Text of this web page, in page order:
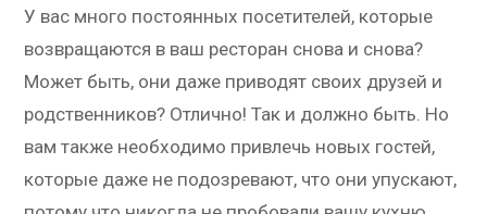
У вас много постоянных посетителей, которые
возвращаются в ваш ресторан снова и снова?
Может быть, они даже приводят своих друзей и
родственников? Отлично! Так и должно быть. Но
вам также необходимо привлечь новых гостей,
которые даже не подозревают, что они упускают,